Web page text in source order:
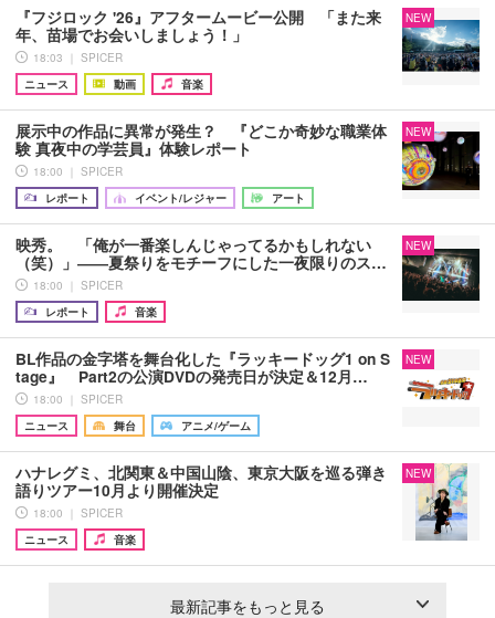
『フジロック '26』アフタームービー公開 「また来
年、苗場でお会いしましょう！」
18:03 ｜ SPICER
ニュース
動画 音楽
NEW
展示中の作品に異常が発生？ 『どこか奇妙な職業体
験 真夜中の学芸員』体験レポート
18:00 ｜ SPICER
レポート
イベント/レジャー アート
NEW
映秀。 「俺が一番楽しんじゃってるかもしれない
（笑）」――夏祭りをモチーフにした一夜限りのス…
18:00 ｜ SPICER
レポート
音楽
NEW
BL作品の金字塔を舞台化した『ラッキードッグ1 on S
tage』 Part2の公演DVDの発売日が決定＆12月…
18:00 ｜ SPICER
ニュース
舞台 アニメ/ゲーム
NEW
ハナレグミ、北関東＆中国山陰、東京大阪を巡る弾き
語りツアー10月より開催決定
18:00 ｜ SPICER
ニュース
音楽
NEW
最新記事をもっと見る